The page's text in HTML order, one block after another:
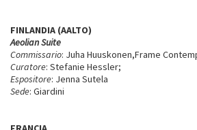
FINLANDIA (AALTO)
Aeolian Suite
Commissario: Juha Huuskonen,Frame
Curatore: Stefanie Hessler;
Espositore: Jenna Sutela
Sede: Giardini